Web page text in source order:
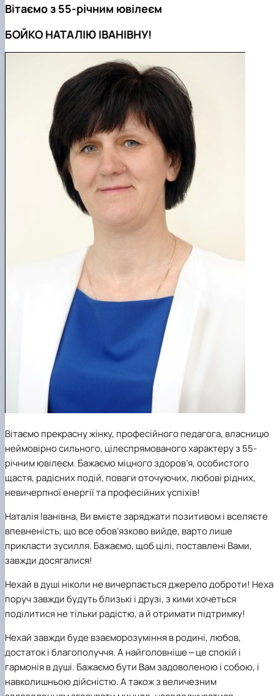
Вітаємо з 55-річним ювілеєм
БОЙКО НАТАЛІЮ ІВАНІВНУ!
Вітаємо прекрасну жінку, професійного педагога, власницю
неймовірно сильного, цілеспрямованого характеру з 55-
річним ювілеєм. Бажаємо міцного здоров’я, особистого
щастя, радісних подій, поваги оточуючих, любові рідних,
невичерпної енергії та професійних успіхів!
Наталія Іванівна, Ви вмієте заряджати позитивом і вселяєте
впевненість, що все обов’язково вийде, варто лише
прикласти зусилля. Бажаємо, щоб цілі, поставлені Вами,
завжди досягалися!
Нехай в душі ніколи не вичерпається джерело доброти!
поруч завжди будуть близькі і друзі, з кими хочеться
поділитися не тільки радістю, а й отримати підтримку!
Нехай завжди буде взаєморозуміння в родині, любов,
достаток і благополуччя. А найголовніше ‒ це спокій і
гармонія в душі. Бажаємо бути Вам задоволеною і собою, і
навколишньою дійсністю. А також з величезним